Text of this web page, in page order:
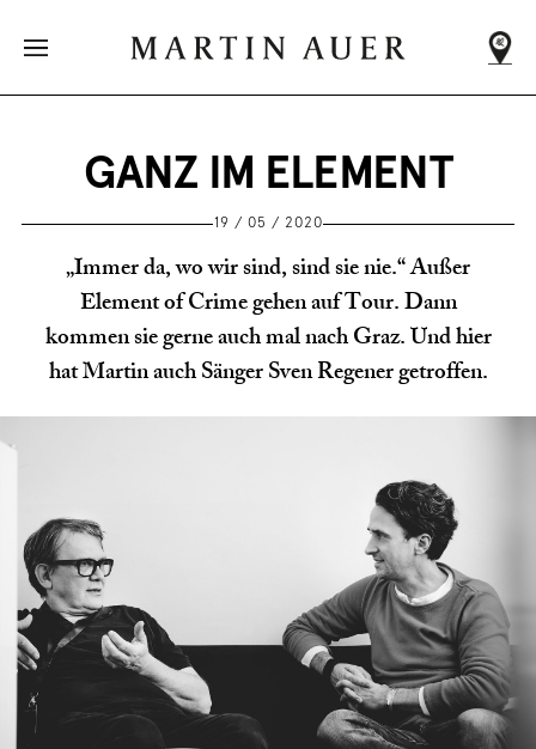
MARTIN AUER
werden
geladen
...
ALLE FILIALEN
GANZ IM ELEMENT
19 / 05 / 2020
„Immer da, wo wir sind, sind sie nie.“ Außer
Element of Crime gehen auf Tour. Dann
kommen sie gerne auch mal nach Graz. Und hier
hat Martin auch Sänger Sven Regener getroffen.